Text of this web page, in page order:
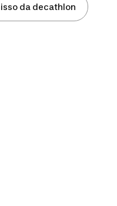
da decathlon